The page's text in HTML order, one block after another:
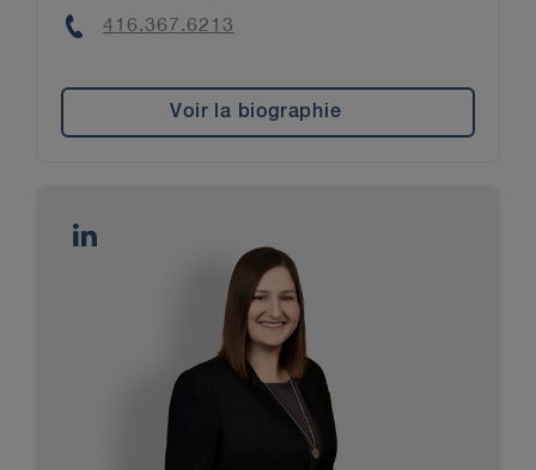
Phone
416.367.6213
Voir la biographie